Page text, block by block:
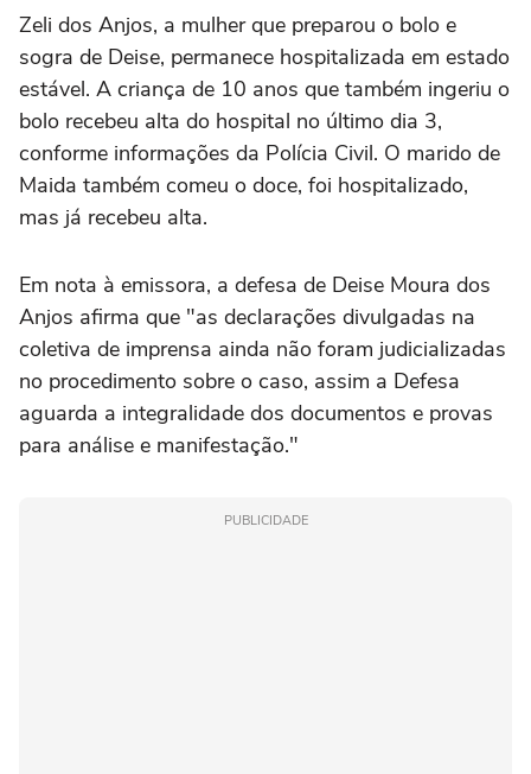
Zeli dos Anjos, a mulher que preparou o bolo e
sogra de Deise, permanece hospitalizada em estado
estável. A criança de 10 anos que também ingeriu o
bolo recebeu alta do hospital no último dia 3,
conforme informações da Polícia Civil. O marido de
Maida também comeu o doce, foi hospitalizado,
mas já recebeu alta.
Em nota à emissora, a defesa de Deise Moura dos
Anjos afirma que "as declarações divulgadas na
coletiva de imprensa ainda não foram judicializadas
no procedimento sobre o caso, assim a Defesa
aguarda a integralidade dos documentos e provas
para análise e manifestação."
PUBLICIDADE